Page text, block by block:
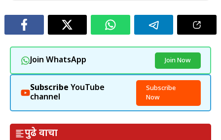
Join WhatsApp Join Now
Subscribe YouTube
channel
Subscribe
Now
पुढे वाचा